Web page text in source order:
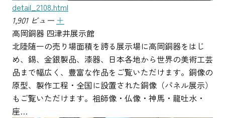
detail_2108.html
1,901 ビュー ＋
高岡銅器 四津井展示館
北陸随一の売り場面積を誇る展示場に高岡銅器をはじ
め、錫、金銀製品、漆器、日本各地から世界の美術工芸
品まで幅広く、豊富な作品をご覧いただけます。銅像の
原型、製作工程・全国に設置された銅像（パネル展示）
もご覧いただけます。祖師像・仏像・神馬・龍吐水・
座…